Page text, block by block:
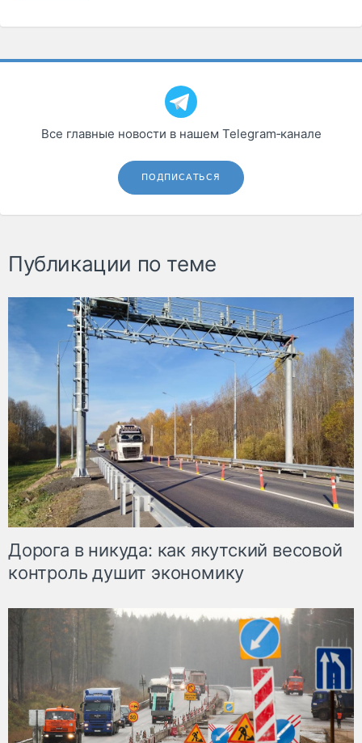
Все главные новости в нашем Telegram‑канале
ПОДПИСАТЬСЯ
Публикации по теме
Дорога в никуда: как якутский весовой
контроль душит экономику